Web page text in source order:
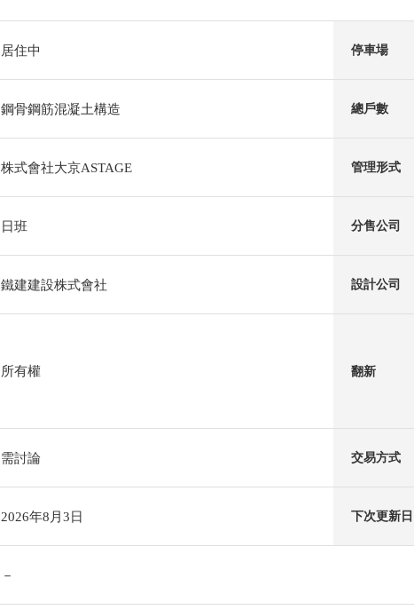
居住中 停車場
鋼骨鋼筋混凝土構造 總戶數
株式會社大京ASTAGE 管理形式
日班 分售公司
鐵建建設株式會社 設計公司
所有權 翻新
需討論 交易方式
2026年8月3日 下次更新日
－